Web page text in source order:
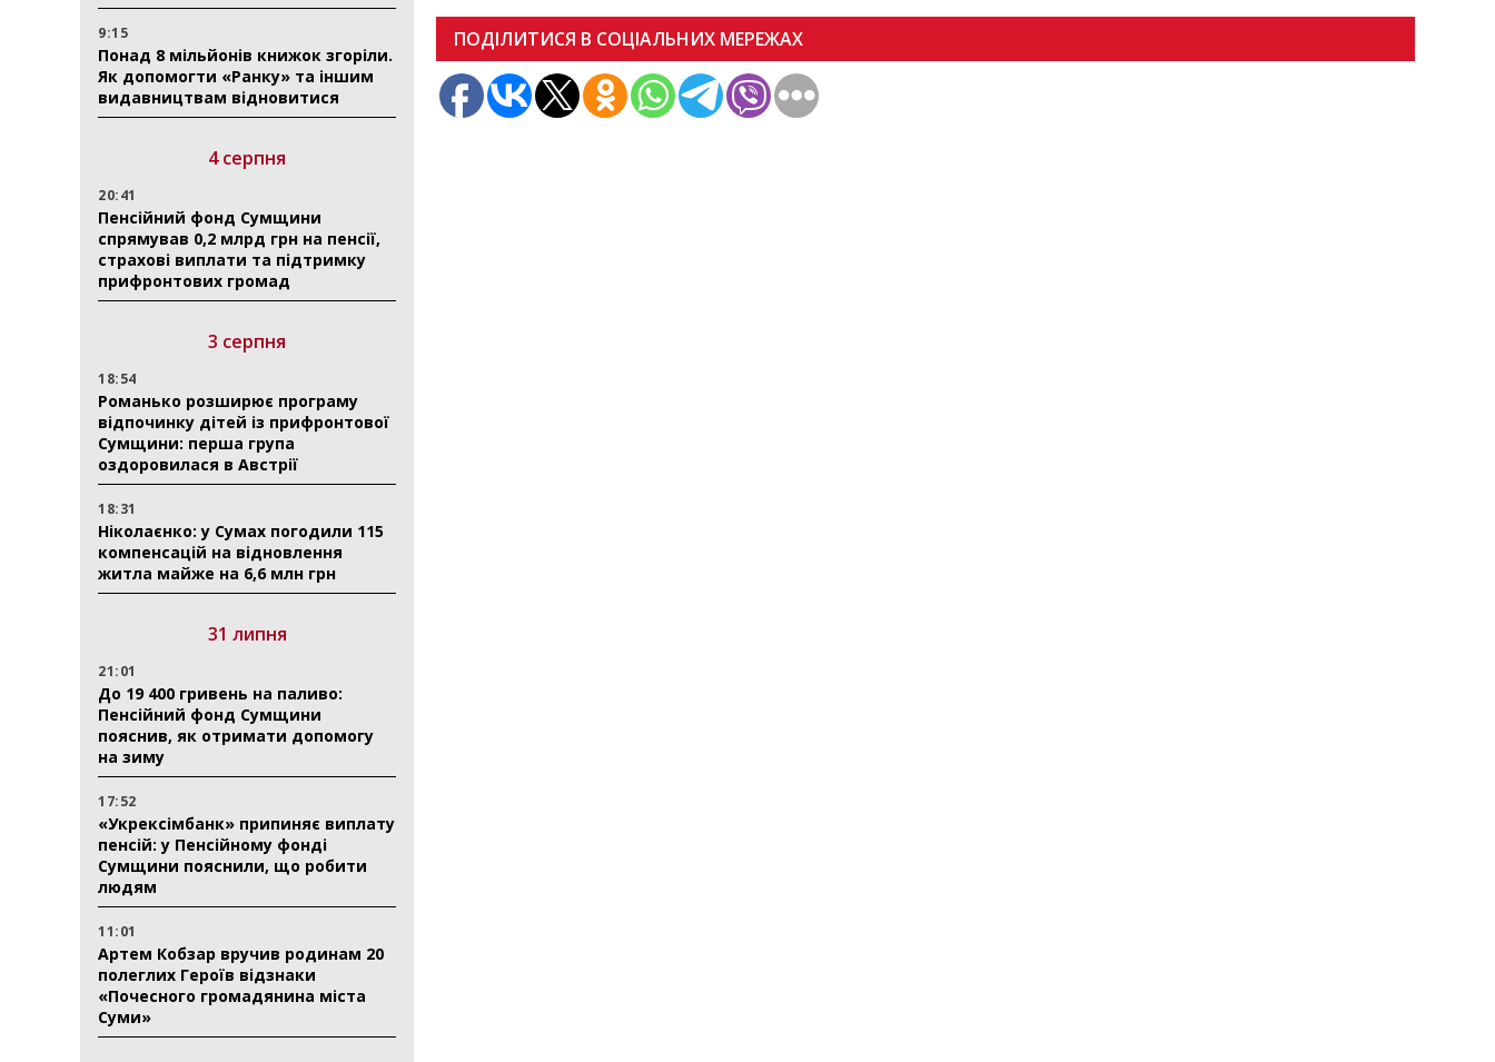
9:15
Понад 8 мільйонів книжок згоріли.
Як допомогти «Ранку» та іншим
видавництвам відновитися
4 серпня
20:41
Пенсійний фонд Сумщини
спрямував 0,2 млрд грн на пенсії,
страхові виплати та підтримку
прифронтових громад
3 серпня
18:54
Романько розширює програму
відпочинку дітей із прифронтової
Сумщини: перша група
оздоровилася в Австрії
18:31
Ніколаєнко: у Сумах погодили 115
компенсацій на відновлення
житла майже на 6,6 млн грн
31 липня
21:01
До 19 400 гривень на паливо:
Пенсійний фонд Сумщини
пояснив, як отримати допомогу
на зиму
17:52
«Укрексімбанк» припиняє виплату
пенсій: у Пенсійному фонді
Сумщини пояснили, що робити
людям
11:01
Артем Кобзар вручив родинам 20
полеглих Героїв відзнаки
«Почесного громадянина міста
Суми»
ПОДІЛИТИСЯ В СОЦІАЛЬНИХ МЕРЕЖАХ